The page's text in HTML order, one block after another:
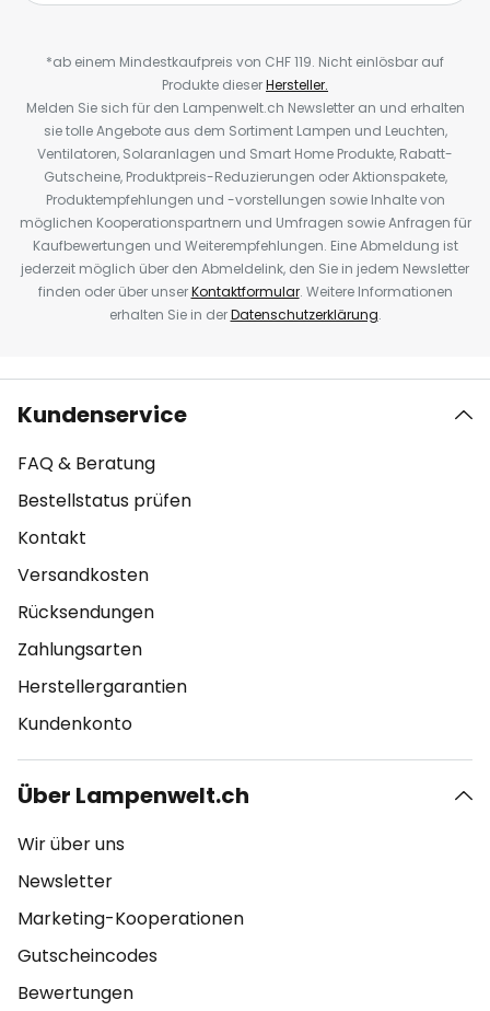
*ab einem Mindestkaufpreis von CHF 119. Nicht einlösbar auf
Produkte dieserHersteller.
Melden Sie sich für den Lampenwelt.ch Newsletter an und erhalten
sie tolle Angebote aus dem Sortiment Lampen und Leuchten,
Ventilatoren, Solaranlagen und Smart Home Produkte, Rabatt-
Gutscheine, Produktpreis-Reduzierungen oder Aktionspakete,
Produktempfehlungen und -vorstellungen sowie Inhalte von
möglichen Kooperationspartnern und Umfragen sowie Anfragen für
Kaufbewertungen und Weiterempfehlungen. Eine Abmeldung ist
jederzeit möglich über den Abmeldelink, den Sie in jedem Newsletter
finden oder über unserKontaktformular. Weitere Informationen
erhalten Sie in derDatenschutzerklärung.
Kundenservice
FAQ & Beratung
Bestellstatus prüfen
Kontakt
Versandkosten
Rücksendungen
Zahlungsarten
Herstellergarantien
Kundenkonto
Über Lampenwelt.ch
Wir über uns
Newsletter
Marketing-Kooperationen
Gutscheincodes
Bewertungen